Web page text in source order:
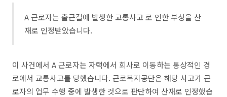
A 근로자는 출근길에 발생한 교통사고 로 인한 부상을 산
재로 인정받았습니다.
이 사건에서 A 근로자는 자택에서 회사로 이동하는 통상적인 경
로에서 교통사고를 당했습니다. 근로복지공단은 해당 사고가 근
로자의 업무 수행 중에 발생한 것으로 판단하여 산재로 인정했습